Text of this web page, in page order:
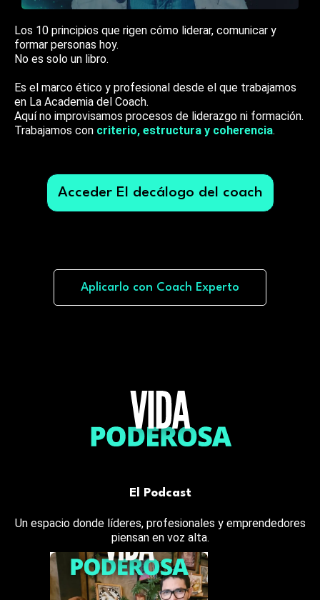
Los 10 principios que rigen cómo liderar, comunicar y
formar personas hoy.
No es solo un libro.
Es el marco ético y profesional desde el que trabajamos
en La Academia del Coach.
Aquí no improvisamos procesos de liderazgo ni formación.
Trabajamos con criterio, estructura y coherencia.
Acceder El decálogo del coach
Aplicarlo con Coach Experto
El Podcast
Un espacio donde líderes, profesionales y emprendedores
piensan en voz alta.